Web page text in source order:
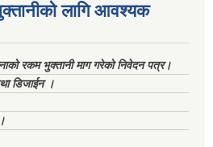
लागि आवश्यक
रकम भुक्तानी माग गरेको निवेदन पत्र।
डिजाईन ।